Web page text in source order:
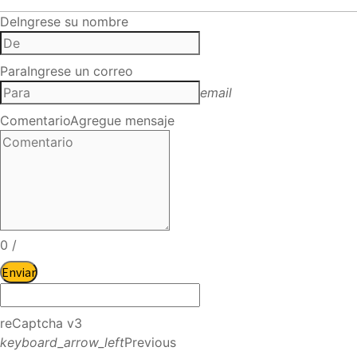
DeIngrese su nombre
ParaIngrese un correo
email
ComentarioAgregue mensaje
0 /
Enviar
reCaptcha v3
keyboard_arrow_leftPrevious